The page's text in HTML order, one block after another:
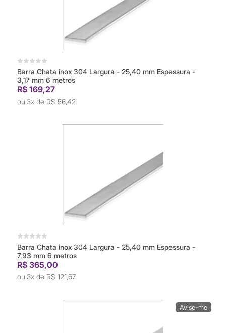
Barra Chata inox 304 Largura - 25,40 mm Espessura -
3,17 mm 6 metros
R$ 169,27
3x de R$ 56,42
Barra Chata inox 304 Largura - 25,40 mm Espessura -
7,93 mm 6 metros
R$ 365,00
3x de R$ 121,67